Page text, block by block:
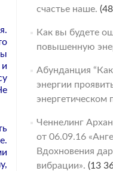
счастье наше.
Как вы будете
повышенную
Абунданция
энергии
энергетическом
Ченнелинг
от 06.09.16
Вдохновения
вибрации». (13